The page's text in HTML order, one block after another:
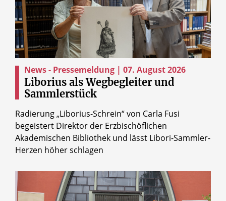
News - Pressemeldung | 07. August 2026
Liborius als Wegbegleiter und
Sammlerstück
Radierung „Liborius-Schrein“ von Carla Fusi
begeistert Direktor der Erzbischöflichen
Akademischen Bibliothek und lässt Libori-Sammler-
Herzen höher schlagen